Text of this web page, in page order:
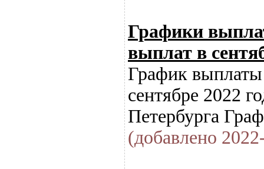
Графики
выплат в
График
сентябре 2022
Петербурга
(добавлено